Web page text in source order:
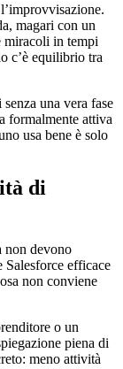
magari con un
miracoli in tempi
c’è equilibrio tra
una vera fase
formalmente attiva
usa bene è solo
di
non devono
Salesforce efficace
non conviene
o un
piena di
meno attività